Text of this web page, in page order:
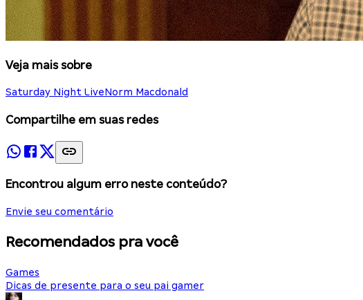
Veja mais sobre
Saturday Night LiveNorm Macdonald
Compartilhe em suas redes
Encontrou algum erro neste conteúdo?
Envie seu comentário
Recomendados pra você
Games
Dicas de presente para o seu pai gamer